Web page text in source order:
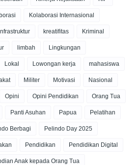
Kolaborasi Internasional
kreatifitas Kriminal
limbah Lingkungan
Lokal Lowongan kerja mahasiswa
Militer Motivasi Nasional
Opini Opini Pendidikan Orang Tua
Panti Asuhan Papua Pelatihan
Berbagi Pelindo Day 2025
Pendidikan Pendidikan Digital
Anak kepada Orang Tua